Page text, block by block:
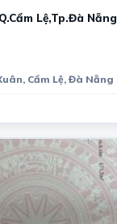
Lệ,Tp.Đà Nẵng
Cẩm Lệ, Đà Nẵng